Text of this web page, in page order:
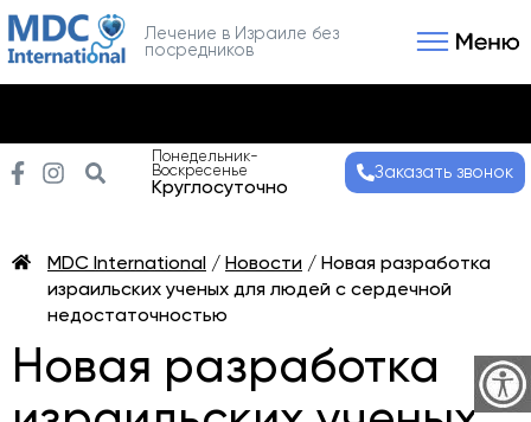
Лечение в Израиле без
посредников
Понедельник-
Воскресенье
Круглосуточно
Заказать звонок
MDC International / Новости / Новая разработка
израильских ученых для людей с сердечной
недостаточностью
Новая разработка